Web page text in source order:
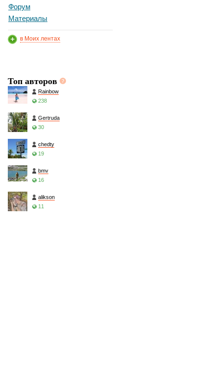
Форум
Материалы
в Моих лентах
Топ авторов
Rainbow
238
Gertruda
30
chedty
19
bmv
16
alikson
11